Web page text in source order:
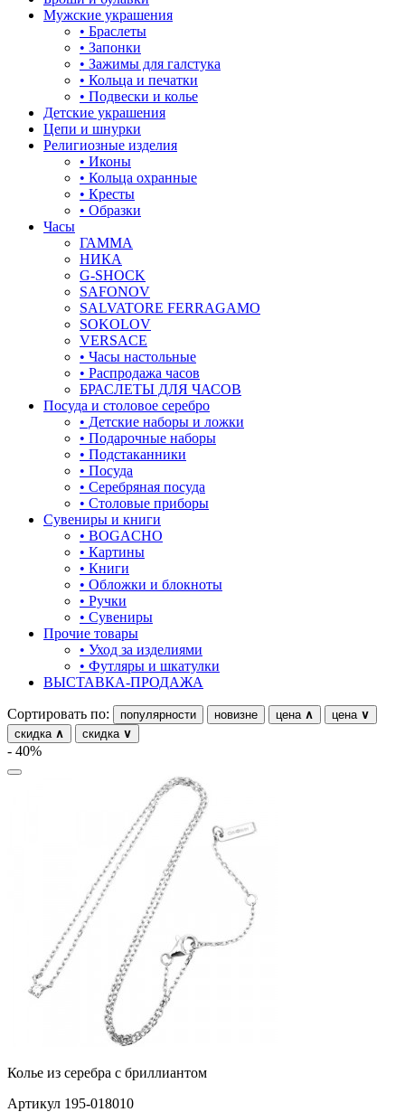
корона
кошки
круг (шар)
крылья и перья
листья
ловец снов
лошадки и единороги
лягушки
медведь
музыка
мышки
обереги
один камень
под гравировку
подкова
предметы
прямоугольник
птицы
ремни
ромб
собаки
спичка
стрекозы и мотыльки
хвост кита
Мужские украшения
• Браслеты
• Запонки
• Зажимы для галстука
• Кольца и печатки
• Подвески и колье
Детские украшения
Цепи и шнурки
Религиозные изделия
• Иконы
• Кольца охранные
• Кресты
• Образки
Часы
ГАММА
НИКА
G-SHOCK
SAFONOV
SALVATORE FERRAGAMO
SOKOLOV
VERSACE
• Часы настольные
• Распродажа часов
БРАСЛЕТЫ ДЛЯ ЧАСОВ
Посуда и столовое серебро
• Детские наборы и ложки
• Подарочные наборы
• Подстаканники
• Посуда
• Серебряная посуда
• Столовые приборы
Сувениры и книги
• BOGACHO
• Картины
• Книги
• Обложки и блокноты
• Ручки
• Сувениры
Прочие товары
• Уход за изделиями
• Футляры и шкатулки
ВЫСТАВКА-ПРОДАЖА
Сортировать по: популярности новизне цена ∧ цена ∨
скидка ∧ скидка ∨
- 40%
Колье из серебра с бриллиантом
Артикул 195-018010